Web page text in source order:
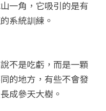
一角，它吸引的是有
系統訓練。
不是吃虧，而是一顆
的地方，有些不會發
成參天大樹。